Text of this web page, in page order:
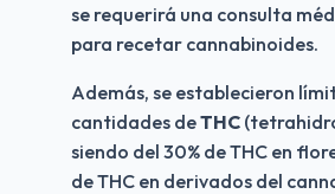
se requerirá una consulta
para recetar cannabinoides.
Además, se establecieron
cantidades de THC
siendo del 30% de THC en
de THC en derivados del